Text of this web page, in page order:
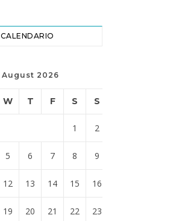
CALENDARIO
August 2026
W T F S S
1 2
5 6 7 8 9
12 13 14 15 16
19 20 21 22 23